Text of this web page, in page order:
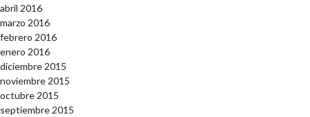
abril 2016
marzo 2016
febrero 2016
enero 2016
diciembre 2015
noviembre 2015
octubre 2015
septiembre 2015